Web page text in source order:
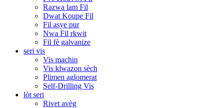
Razwa lam Fil
Dwat Koupe Fil
Fil asye pur
Nwa Fil rkwit
Fil fè galvanize
seri vis
Vis machin
Vis klwazon sèch
Plimen aglomerat
Self-Drilling Vis
lòt seri
Rivet avèg